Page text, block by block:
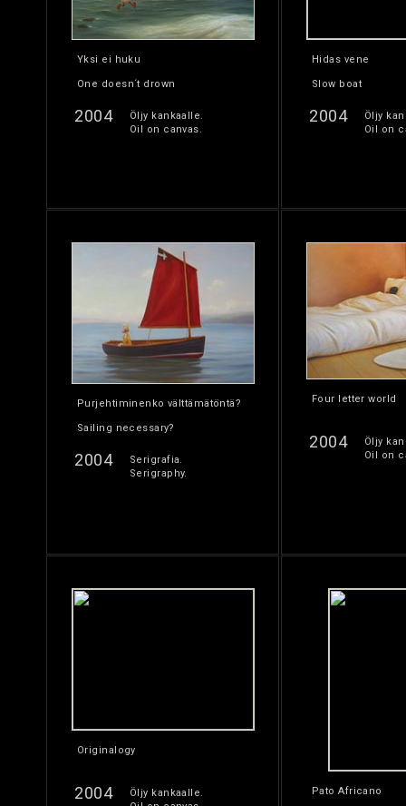
Yksi ei huku
One doesn´t drown
2004
Öljy kankaalle.
Oil on canvas.
Hidas vene
Slow boat
2004
Öljy
Oil on
Purjehtiminenko välttämätöntä?
Sailing necessary?
2004
Serigrafia.
Serigraphy.
Four letter world
2004
Öljy
Oil on
Originalogy
2004
Öljy kankaalle.
Pato Africano